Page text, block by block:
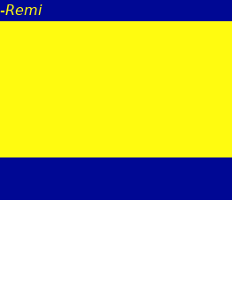
Jump to navigation
Remi